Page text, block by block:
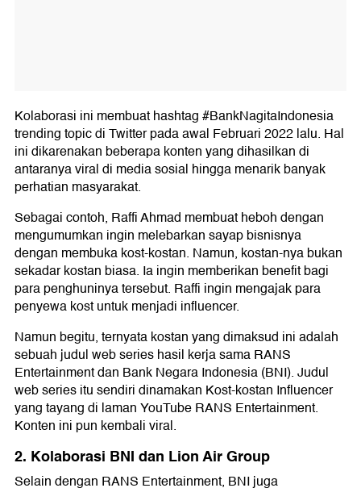
Kolaborasi ini membuat hashtag #BankNagitaIndonesia
trending topic di Twitter pada awal Februari 2022 lalu. Hal
ini dikarenakan beberapa konten yang dihasilkan di
antaranya viral di media sosial hingga menarik banyak
perhatian masyarakat.
Sebagai contoh, Raffi Ahmad membuat heboh dengan
mengumumkan ingin melebarkan sayap bisnisnya
dengan membuka kost-kostan. Namun, kostan-nya bukan
sekadar kostan biasa. Ia ingin memberikan benefit bagi
para penghuninya tersebut. Raffi ingin mengajak para
penyewa kost untuk menjadi influencer.
Namun begitu, ternyata kostan yang dimaksud ini adalah
sebuah judul web series hasil kerja sama RANS
Entertainment dan Bank Negara Indonesia (BNI). Judul
web series itu sendiri dinamakan Kost-kostan Influencer
yang tayang di laman YouTube RANS Entertainment.
Konten ini pun kembali viral.
2. Kolaborasi BNI dan Lion Air Group
Selain dengan RANS Entertainment, BNI juga